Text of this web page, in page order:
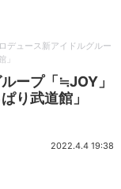
デュース新アイドルグルー
」
ープ「≒JOY」
り武道館」
2022.4.4 19:38